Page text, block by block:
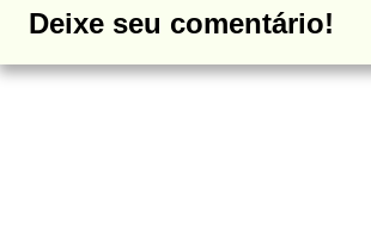
Deixe seu comentário!